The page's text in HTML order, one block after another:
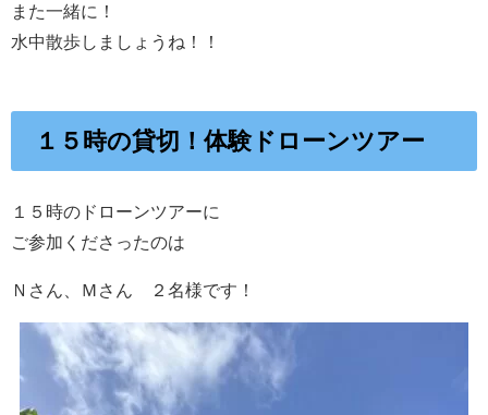
また一緒に！
水中散歩しましょうね！！
１５時の貸切！体験ドローンツアー
１５時のドローンツアーに
ご参加くださったのは
Ｎさん、Ｍさん ２名様です！